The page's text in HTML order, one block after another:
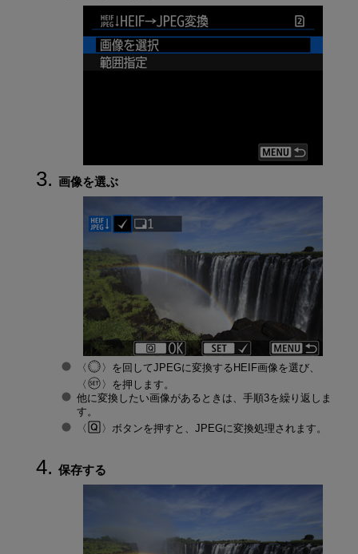
画像を選ぶ
を回してJPEGに変換するHEIF画像を選び、
を押します。
他に変換したい画像があるときは、手順3を繰り返しま
す。
ボタンを押すと、JPEGに変換処理されます。
保存する